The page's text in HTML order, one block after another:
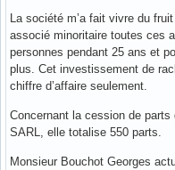
La société m’a fait vivre du
associé minoritaire toutes ces
personnes pendant 25 ans et
plus. Cet investissement de
chiffre d’affaire seulement.
Concernant la cession de
SARL, elle totalise 550 parts.
Monsieur Bouchot Georges